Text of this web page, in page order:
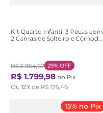
Kit Quarto Infantil 3 Peças com
2 Camas de Solteiro e Cômoda
Amêndoa Clean / Off White
R$ 2.964,67 29% OFF
R$ 1.799,98 no Pix
Ou 12X de R$ 176,46
15% no Pix